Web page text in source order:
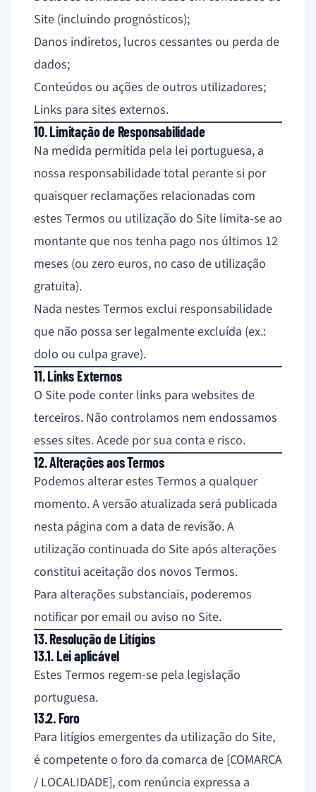
Site (incluindo prognósticos);
Danos indiretos, lucros cessantes ou perda de
dados;
Conteúdos ou ações de outros utilizadores;
Links para sites externos.
10. Limitação de Responsabilidade
Na medida permitida pela lei portuguesa, a
nossa responsabilidade total perante si por
quaisquer reclamações relacionadas com
estes Termos ou utilização do Site limita-se ao
montante que nos tenha pago nos últimos 12
meses (ou zero euros, no caso de utilização
gratuita).
Nada nestes Termos exclui responsabilidade
que não possa ser legalmente excluída (ex.:
dolo ou culpa grave).
11. Links Externos
O Site pode conter links para websites de
terceiros. Não controlamos nem endossamos
esses sites. Acede por sua conta e risco.
12. Alterações aos Termos
Podemos alterar estes Termos a qualquer
momento. A versão atualizada será publicada
nesta página com a data de revisão. A
utilização continuada do Site após alterações
constitui aceitação dos novos Termos.
Para alterações substanciais, poderemos
notificar por email ou aviso no Site.
13. Resolução de Litígios
13.1. Lei aplicável
Estes Termos regem-se pela legislação
portuguesa.
13.2. Foro
Para litígios emergentes da utilização do Site,
é competente o foro da comarca de [COMARCA
/ LOCALIDADE], com renúncia expressa a